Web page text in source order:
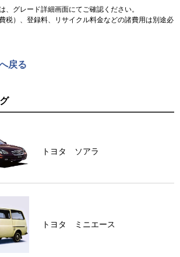
、グレード詳細画面にてご確認ください。
税）、登録料、リサイクル料金などの諸費用は別途必
戻る
トヨタ ソアラ
トヨタ ミニエース